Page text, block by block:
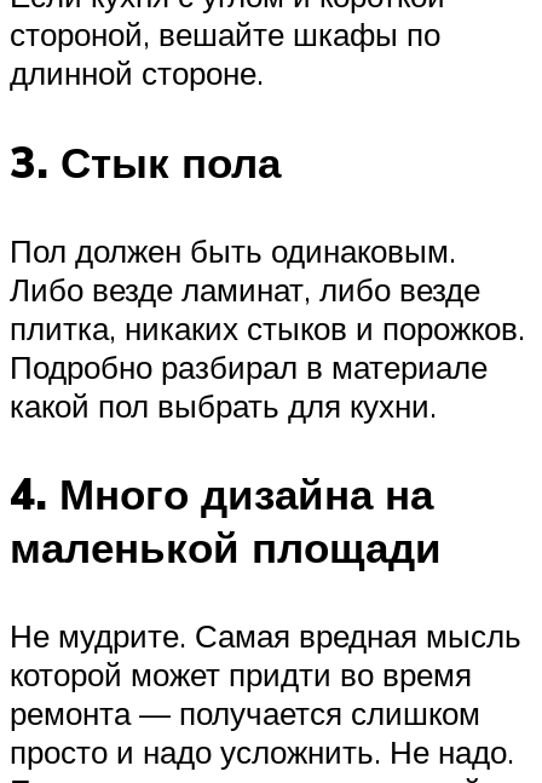
стороной, вешайте шкафы по
длинной стороне.
3. Стык пола
Пол должен быть одинаковым.
Либо везде ламинат, либо везде
плитка, никаких стыков и порожков.
Подробно разбирал в материале
какой пол выбрать для кухни.
4. Много дизайна на
маленькой площади
Не мудрите. Самая вредная мысль
которой может придти во время
ремонта — получается слишком
просто и надо усложнить. Не надо.